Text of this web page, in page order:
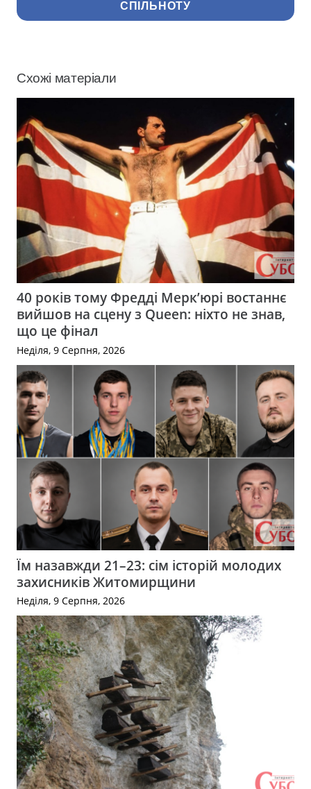
СПІЛЬНОТУ
Схожі матеріали
40 років тому Фредді Мерк’юрі востаннє
вийшов на сцену з Queen: ніхто не знав,
що це фінал
Неділя, 9 Серпня, 2026
Їм назавжди 21–23: сім історій молодих
захисників Житомирщини
Неділя, 9 Серпня, 2026